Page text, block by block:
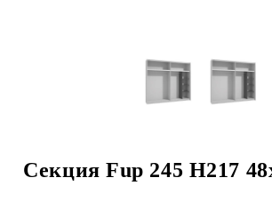
Секция Fup 245 H217